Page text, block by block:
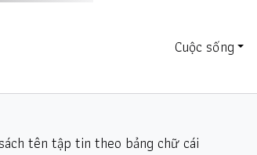
Cuộc sống
tên tập tin theo bảng chữ cái